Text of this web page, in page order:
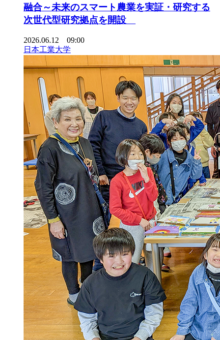
融合～未来のスマート農業を実証・研究する
次世代型研究拠点を開設
2026.06.12 09:00
日本工業大学